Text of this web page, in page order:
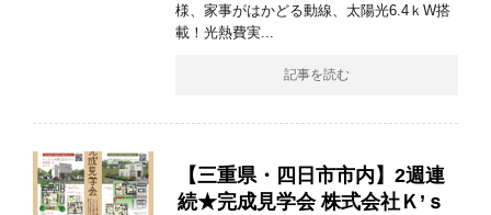
様、家事がはかどる動線、太陽光6.4ｋW搭
載！光熱費実...
記事を読む
【三重県・四日市市内】2週連
続★完成見学会 株式会社Ｋ’ｓ